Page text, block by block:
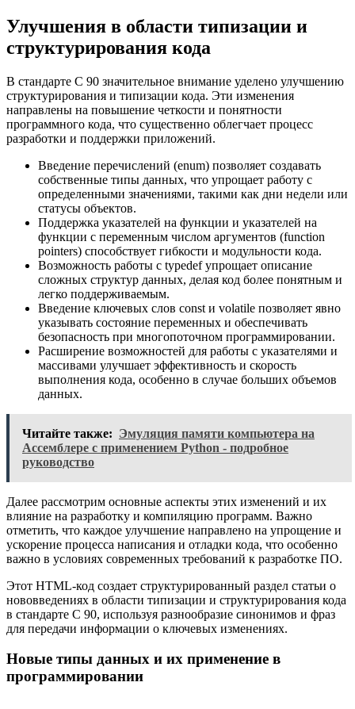
Улучшения в области типизации и
структурирования кода
В стандарте C 90 значительное внимание уделено улучшению
структурирования и типизации кода. Эти изменения
направлены на повышение четкости и понятности
программного кода, что существенно облегчает процесс
разработки и поддержки приложений.
Введение перечислений (enum) позволяет создавать
собственные типы данных, что упрощает работу с
определенными значениями, такими как дни недели или
статусы объектов.
Поддержка указателей на функции и указателей на
функции с переменным числом аргументов (function
pointers) способствует гибкости и модульности кода.
Возможность работы с typedef упрощает описание
сложных структур данных, делая код более понятным и
легко поддерживаемым.
Введение ключевых слов const и volatile позволяет явно
указывать состояние переменных и обеспечивать
безопасность при многопоточном программировании.
Расширение возможностей для работы с указателями и
массивами улучшает эффективность и скорость
выполнения кода, особенно в случае больших объемов
данных.
Читайте также: Эмуляция памяти компьютера на
Ассемблере с применением Python - подробное
руководство
Далее рассмотрим основные аспекты этих изменений и их
влияние на разработку и компиляцию программ. Важно
отметить, что каждое улучшение направлено на упрощение и
ускорение процесса написания и отладки кода, что особенно
важно в условиях современных требований к разработке ПО.
Этот HTML-код создает структурированный раздел статьи о
нововведениях в области типизации и структурирования кода
в стандарте C 90, используя разнообразие синонимов и фраз
для передачи информации о ключевых изменениях.
Новые типы данных и их применение в
программировании